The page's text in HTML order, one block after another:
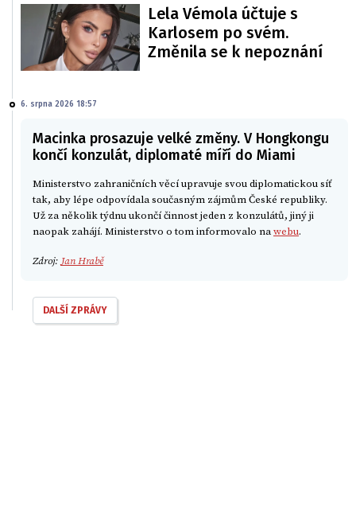
Lela Vémola účtuje s
Karlosem po svém.
Změnila se k nepoznání
6. srpna 2026 18:57
Macinka prosazuje velké změny. V Hongkongu
končí konzulát, diplomaté míří do Miami
Ministerstvo zahraničních věcí upravuje svou diplomatickou síť
tak, aby lépe odpovídala současným zájmům České republiky.
Už za několik týdnu ukončí činnost jeden z konzulátů, jiný ji
naopak zahájí. Ministerstvo o tom informovalo nawebu.
Zdroj: Jan Hrabě
DALŠÍ ZPRÁVY